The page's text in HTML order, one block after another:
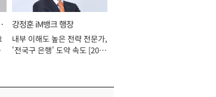
강정훈 iM뱅크 행장
내부 이해도 높은 전략 전문가,
'전국구 은행' 도약 속도 [2026